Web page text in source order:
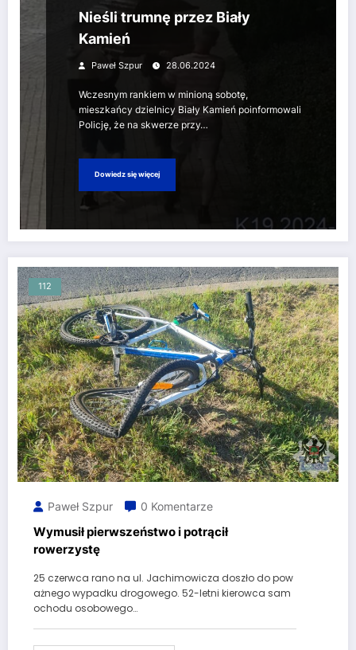
Nieśli trumnę przez Biały
Kamień
Paweł Szpur 28.06.2024
Wczesnym rankiem w minioną sobotę,
mieszkańcy dzielnicy Biały Kamień poinformowali
Policję, że na skwerze przy…
Dowiedz się więcej
112
Paweł Szpur 0 Komentarze
Wymusił pierwszeństwo i potrącił
rowerzystę
25 czerwca rano na ul. Jachimowicza doszło do pow
ażnego wypadku drogowego. 52-letni kierowca sam
ochodu osobowego…